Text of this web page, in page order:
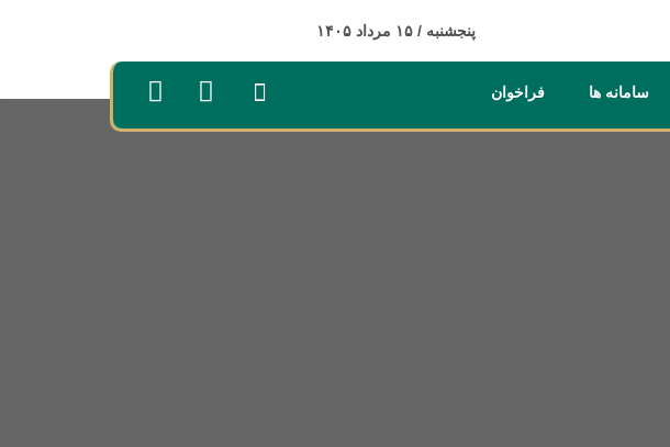
پنجشنبه / ۱۵ مرداد ۱۴۰۵
سامانه ها فراخوان